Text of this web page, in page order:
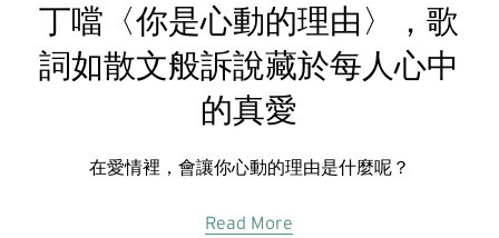
丁噹〈你是心動的理由〉，歌
詞如散文般訴說藏於每人心中
的真愛
在愛情裡，會讓你心動的理由是什麼呢？
Read More